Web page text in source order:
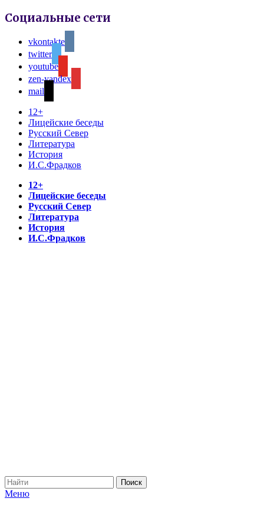
Социальные сети
vkontakte
twitter
youtube
zen-yandex
mail
12+
Лицейские беседы
Русский Север
Литература
История
И.С.Фрадков
12+
Лицейские беседы
Русский Север
Литература
История
И.С.Фрадков
Меню